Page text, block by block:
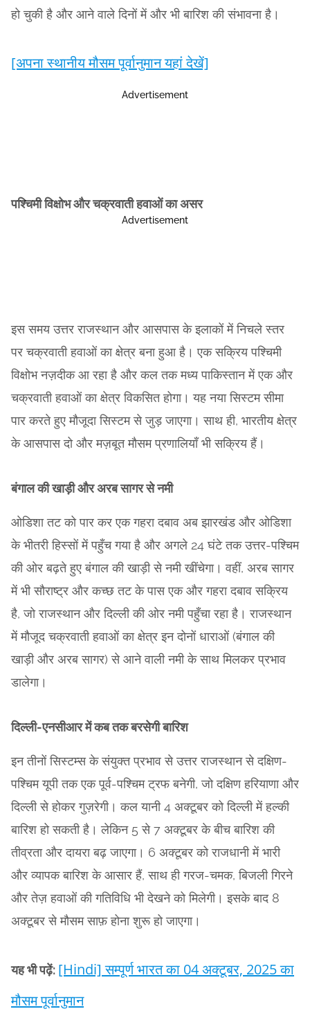
हो चुकी है और आने वाले दिनों में और भी बारिश की संभावना है।
[अपना स्थानीय मौसम पूर्वानुमान यहां देखें]
Advertisement
पश्चिमी विक्षोभ और चक्रवाती हवाओं का असर
Advertisement
इस समय उत्तर राजस्थान और आसपास के इलाकों में निचले स्तर
पर चक्रवाती हवाओं का क्षेत्र बना हुआ है। एक सक्रिय पश्चिमी
विक्षोभ नज़दीक आ रहा है और कल तक मध्य पाकिस्तान में एक और
चक्रवाती हवाओं का क्षेत्र विकसित होगा। यह नया सिस्टम सीमा
पार करते हुए मौजूदा सिस्टम से जुड़ जाएगा। साथ ही, भारतीय क्षेत्र
के आसपास दो और मज़बूत मौसम प्रणालियाँ भी सक्रिय हैं।
बंगाल की खाड़ी और अरब सागर से नमी
ओडिशा तट को पार कर एक गहरा दबाव अब झारखंड और ओडिशा
के भीतरी हिस्सों में पहुँच गया है और अगले 24 घंटे तक उत्तर-पश्चिम
की ओर बढ़ते हुए बंगाल की खाड़ी से नमी खींचेगा। वहीं, अरब सागर
में भी सौराष्ट्र और कच्छ तट के पास एक और गहरा दबाव सक्रिय
है, जो राजस्थान और दिल्ली की ओर नमी पहुँचा रहा है। राजस्थान
में मौजूद चक्रवाती हवाओं का क्षेत्र इन दोनों धाराओं (बंगाल की
खाड़ी और अरब सागर) से आने वाली नमी के साथ मिलकर प्रभाव
डालेगा।
दिल्ली-एनसीआर में कब तक बरसेगी बारिश
इन तीनों सिस्टम्स के संयुक्त प्रभाव से उत्तर राजस्थान से दक्षिण-
पश्चिम यूपी तक एक पूर्व-पश्चिम ट्रफ बनेगी, जो दक्षिण हरियाणा और
दिल्ली से होकर गुज़रेगी। कल यानी 4 अक्टूबर को दिल्ली में हल्की
बारिश हो सकती है। लेकिन 5 से 7 अक्टूबर के बीच बारिश की
तीव्रता और दायरा बढ़ जाएगा। 6 अक्टूबर को राजधानी में भारी
और व्यापक बारिश के आसार हैं, साथ ही गरज-चमक, बिजली गिरने
और तेज़ हवाओं की गतिविधि भी देखने को मिलेगी। इसके बाद 8
अक्टूबर से मौसम साफ़ होना शुरू हो जाएगा।
यह भी पढ़ें: [Hindi] सम्पूर्ण भारत का 04 अक्टूबर, 2025 का
मौसम पूर्वानुमान